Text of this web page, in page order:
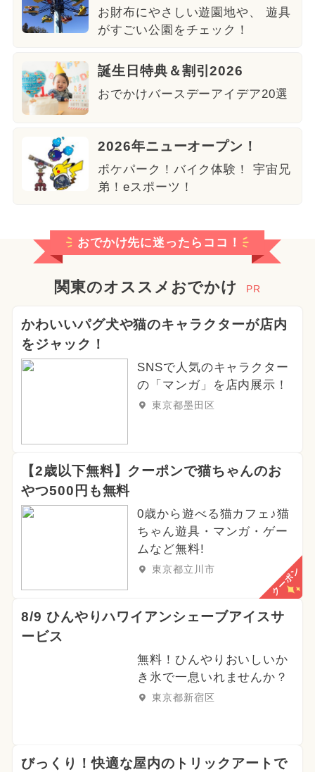
お財布にやさしい遊園地や、 遊具
がすごい公園をチェック！
誕生日特典＆割引2026
おでかけバースデーアイデア20選
2026年ニューオープン！
ポケパーク！バイク体験！ 宇宙兄
弟！eスポーツ！
おでかけ先に迷ったらココ！
関東のオススメおでかけ PR
かわいいパグ犬や猫のキャラクターが店内
をジャック！
SNSで人気のキャラクター
の「マンガ」を店内展示！
東京都墨田区
【2歳以下無料】クーポンで猫ちゃんのお
やつ500円も無料
0歳から遊べる猫カフェ♪猫
ちゃん遊具・マンガ・ゲー
ムなど無料!
東京都立川市 クーポン
8/9 ひんやりハワイアンシェーブアイスサ
ービス
無料！ひんやりおいしいか
き氷で一息いれませんか？
東京都新宿区
びっくり！快適な屋内のトリックアートで